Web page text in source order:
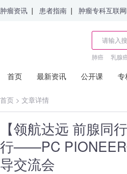
肿瘤资讯 | 患者指南 | 肿瘤专科互联
肺癌 乳腺
首页 最新资讯 公开课 专
首页 > 文章详情
【领航达远 前腺同
行——PC
导交流会